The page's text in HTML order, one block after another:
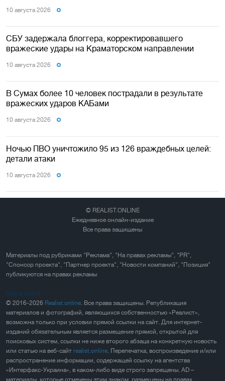
10 августа 2026
СБУ задержала блоггера, корректировавшего
вражеские удары на Краматорском направлении
10 августа 2026
В Сумах более 10 человек пострадали в результате
вражеских ударов КАБами
10 августа 2026
Ночью ПВО уничтожило 95 из 126 враждебных целей:
детали атаки
10 августа 2026
© REALIST.ONLINE
Ежедневное онлайн-издание
Все права защищены
Материалы под рубриками "Реклама", "На правах рекламы", "PR",
"Спонсор проекта", "Партнер проекта", "Новости компаний", "Позиция"
публикуются на правах рекламы
Карта сайта
© 2016-2026 Realist.online. Все права защищены. Републикация
материалов и фотографий, являющихся собственностью «Реалист»,
возможна только при условии прямой ссылки на сайт. Для интернет-
изданий обязательным является размещение прямой, открытой для
поисковых систем, ссылки не ниже второго абзаца на конкретную новость
или статью на веб-сайт realist.online. Перепечатка, воспроизведение и/или
распространение информации, содержащей ссылку на агентства
«Интерфакс-Украина», в каком-либо виде строго запрещены. AD –
материалы, которые отмечены этим знаком, размещены на правах